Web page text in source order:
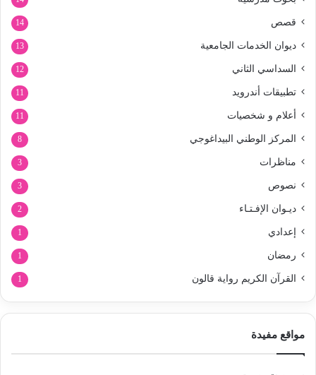
قصص 14
ديوان الخدمات الجامعية 13
السداسي الثاني 12
تطبيقات أندرويد 11
أعلام و شخصيات 11
المركز الوطني البيداغوجي 8
مناظرات 3
نصوص 3
ديـوان الإفـتـاء 2
إعدادي 1
رمضان 1
القرآن الكريم رواية قالون 1
مواقع مفيدة